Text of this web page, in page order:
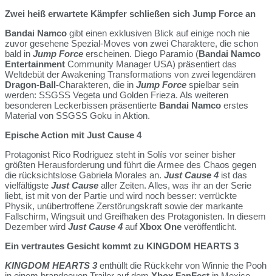
Zwei heiß erwartete Kämpfer schließen sich Jump Force an
Bandai Namco gibt einen exklusiven Blick auf einige noch nie
zuvor gesehene Spezial-Moves von zwei Charaktere, die schon
bald in Jump Force erscheinen. Diego Paramio (Bandai Namco
Entertainment Community Manager USA) präsentiert das
Weltdebüt der Awakening Transformations von zwei legendären
Dragon-Ball-Charakteren, die in Jump Force spielbar sein
werden: SSGSS Vegeta und Golden Frieza. Als weiteren
besonderen Leckerbissen präsentierte Bandai Namco erstes
Material von SSGSS Goku in Aktion.
Epische Action mit Just Cause 4
Protagonist Rico Rodriguez steht in Solís vor seiner bisher
größten Herausforderung und führt die Armee des Chaos gegen
die rücksichtslose Gabriela Morales an. Just Cause 4 ist das
vielfältigste Just Cause aller Zeiten. Alles, was ihr an der Serie
liebt, ist mit von der Partie und wird noch besser: verrückte
Physik, unübertroffene Zerstörungskraft sowie der markante
Fallschirm, Wingsuit und Greifhaken des Protagonisten. In diesem
Dezember wird Just Cause 4 aufXbox One veröffentlicht.
Ein vertrautes Gesicht kommt zu KINGDOM HEARTS 3
KINGDOM HEARTS 3 enthüllt die Rückkehr von Winnie the Pooh